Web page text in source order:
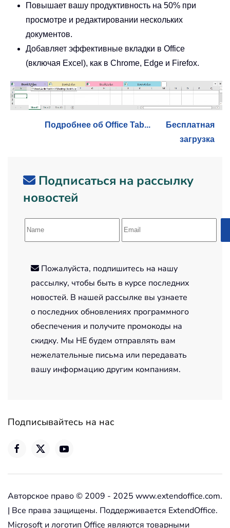
Повышает вашу продуктивность на 50% при
просмотре и редактировании нескольких
документов.
Добавляет эффективные вкладки в Office
(включая Excel), как в Chrome, Edge и Firefox.
Подробнее об Office Tab...
Бесплатная
загрузка
Подписаться на рассылку
новостей
Пожалуйста, подпишитесь на нашу
рассылку, чтобы быть в курсе последних
новостей. В нашей рассылке вы узнаете
о последних обновлениях программного
обеспечения и получите промокоды на
скидку. Мы НЕ будем отправлять вам
нежелательные письма или передавать
вашу информацию другим компаниям.
Подписывайтесь на нас
Авторское право © 2009 - 2025 www.extendoffice.com.
| Все права защищены. Поддерживается ExtendOffice.
Microsoft и логотип Office являются товарными